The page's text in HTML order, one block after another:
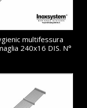
multifessura
240x16 DIS. N°